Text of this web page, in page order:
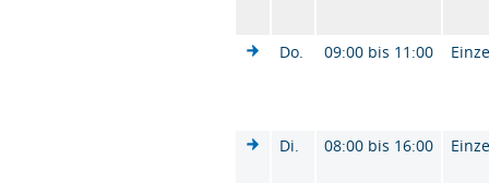
Do. 09:00 bis 11:00
Di. 08:00 bis 16:00